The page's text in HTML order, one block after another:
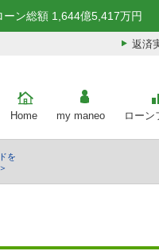
ーン総額 1,644億5,417万円
返済
Home my maneo ローン
を